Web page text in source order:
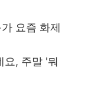
요즘 화제
요, 주말 '뭐